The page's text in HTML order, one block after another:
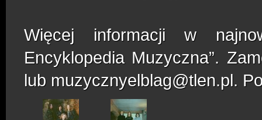
Więcej informacji w
Encyklopedia Muzyczna”.
lub muzycznyelblag@tlen.pl.